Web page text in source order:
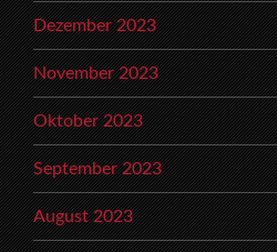
Dezember 2023
November 2023
Oktober 2023
September 2023
August 2023